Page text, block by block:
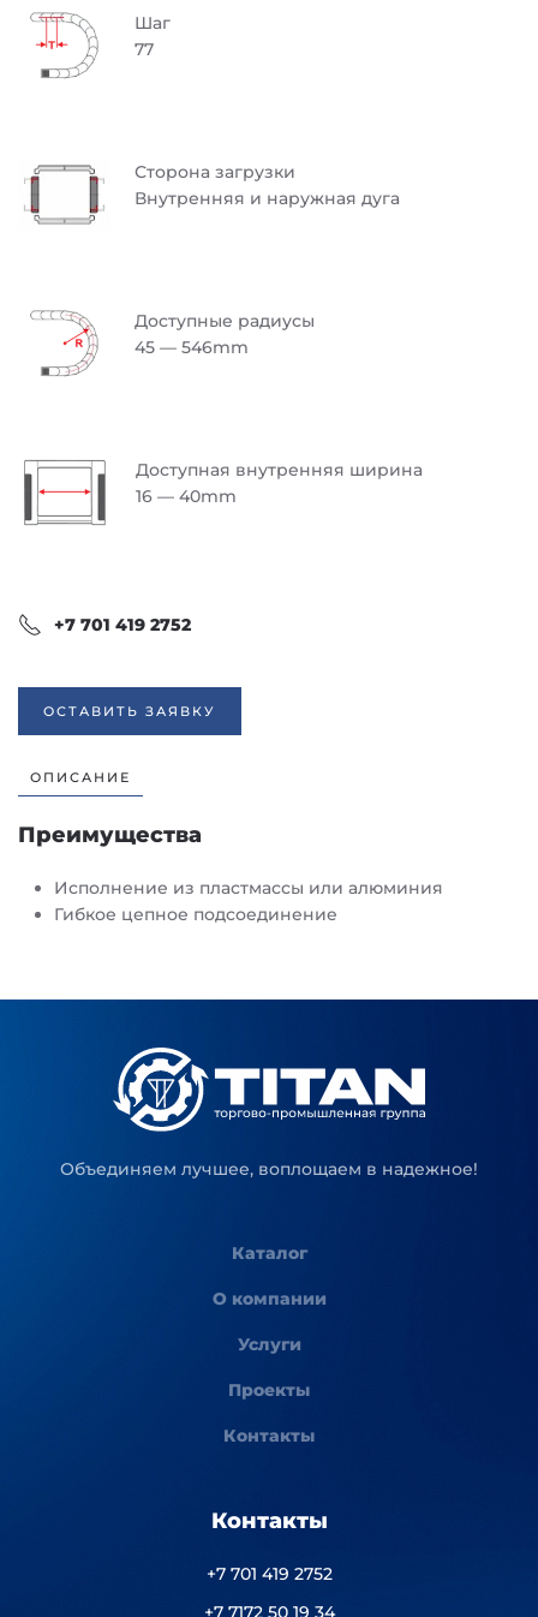
Шаг
77
Сторона загрузки
Внутренняя и наружная дуга
Доступные радиусы
45 — 546mm
Доступная внутренняя ширина
16 — 40mm
+7 701 419 2752
ОСТАВИТЬ ЗАЯВКУ
ОПИСАНИЕ
Преимущества
Исполнение из пластмассы или алюминия
Гибкое цепное подсоединение
Объединяем лучшее, воплощаем в надежное!
Каталог
О компании
Услуги
Проекты
Контакты
Контакты
+7 701 419 2752
+7 7172 50 19 34